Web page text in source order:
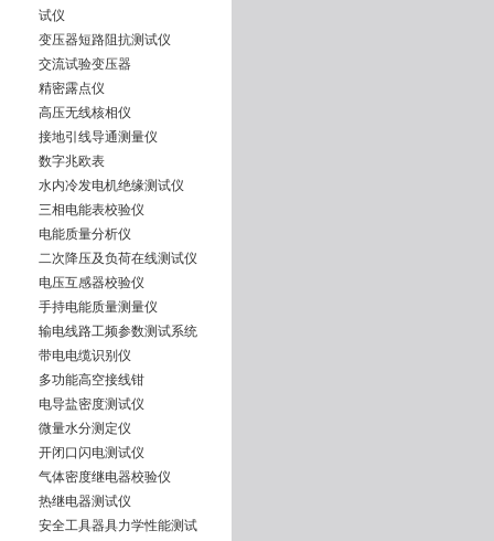
试仪
变压器短路阻抗测试仪
交流试验变压器
精密露点仪
高压无线核相仪
接地引线导通测量仪
数字兆欧表
水内冷发电机绝缘测试仪
三相电能表校验仪
电能质量分析仪
二次降压及负荷在线测试仪
电压互感器校验仪
手持电能质量测量仪
输电线路工频参数测试系统
带电电缆识别仪
多功能高空接线钳
电导盐密度测试仪
微量水分测定仪
开闭口闪电测试仪
气体密度继电器校验仪
热继电器测试仪
安全工具器具力学性能测试